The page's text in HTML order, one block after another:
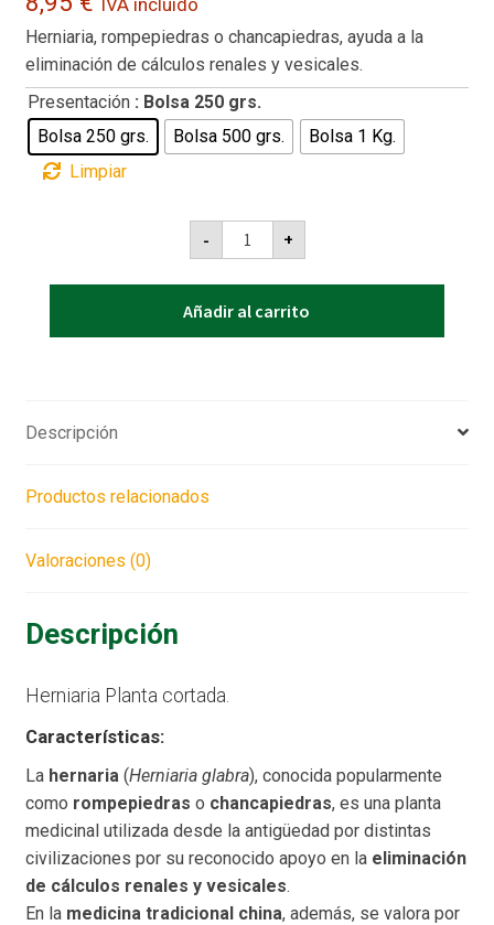
Herniaria, rompepiedras o chancapiedras, ayuda a la
eliminación de cálculos renales y vesicales.
Presentación : Bolsa 250 grs.
Bolsa 250 grs.
Bolsa 500 grs.
Bolsa 1 Kg.
Limpiar
-
Herniaria
planta
cortada
cantidad
+
Añadir al carrito
Descripción
Productos relacionados
Valoraciones (0)
Descripción
Herniaria Planta cortada.
Características:
La hernaria(Herniaria glabra), conocida popularmente
como rompepiedras o chancapiedras, es una planta
medicinal utilizada desde la antigüedad por distintas
civilizaciones por su reconocido apoyo en la eliminación
de cálculos renales y vesicales.
En la medicina tradicional china, además, se valora por